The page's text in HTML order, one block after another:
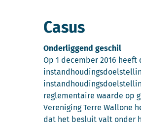
Casus
Onderliggend geschil
Op 1 december 2016
reglementaire waarde op
Vereniging Terre Wallone
dat het besluit valt onder